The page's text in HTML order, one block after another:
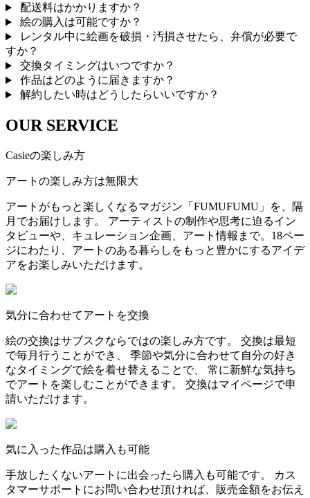
配送料はかかりますか？
絵の購入は可能ですか？
レンタル中に絵画を破損・汚損させたら、弁償が必要で
すか？
交換タイミングはいつですか？
作品はどのように届きますか？
解約したい時はどうしたらいいですか？
OUR SERVICE
Casieの楽しみ方
アートの楽しみ方は無限大
アートがもっと楽しくなるマガジン「FUMUFUMU」を、隔
月でお届けします。 アーティストの制作や思考に迫るイン
タビューや、キュレーション企画、アート情報まで。18ペー
ジにわたり、アートのある暮らしをもっと豊かにするアイデ
アをお楽しみいただけます。
気分に合わせてアートを交換
絵の交換はサブスクならではの楽しみ方です。 交換は最短
で毎月行うことができ、 季節や気分に合わせて自分の好き
なタイミングで絵を着せ替えることで、 常に新鮮な気持ち
でアートを楽しむことができます。 交換はマイページで申
請いただけます。
気に入った作品は購入も可能
手放したくないアートに出会ったら購入も可能です。 カス
タマーサポートにお問い合わせ頂ければ、販売金額をお伝え